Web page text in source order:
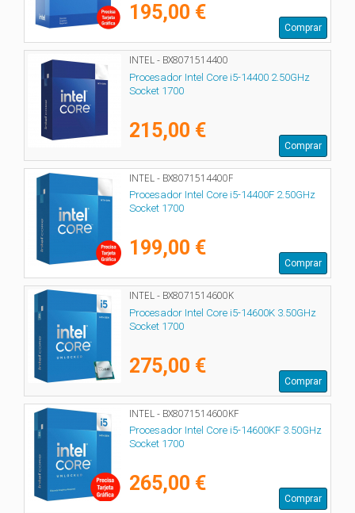
195,00 €
Comprar
INTEL - BX8071514400
Procesador Intel Core i5-14400 2.50GHz
Socket 1700
215,00 €
Comprar
INTEL - BX8071514400F
Procesador Intel Core i5-14400F 2.50GHz
Socket 1700
199,00 €
Comprar
INTEL - BX8071514600K
Procesador Intel Core i5-14600K 3.50GHz
Socket 1700
275,00 €
Comprar
INTEL - BX8071514600KF
Procesador Intel Core i5-14600KF 3.50GHz
Socket 1700
265,00 €
Comprar